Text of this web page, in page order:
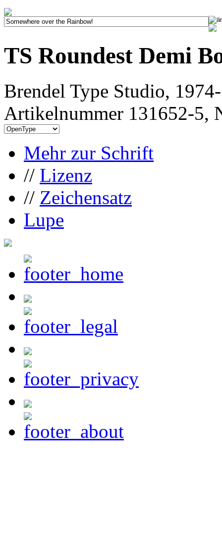
TS Roundest Demi
Brendel Type Studio,
Artikelnummer 131652-5,
Mehr zur Schrift
// Lizenz
// Zeichensatz
Lupe